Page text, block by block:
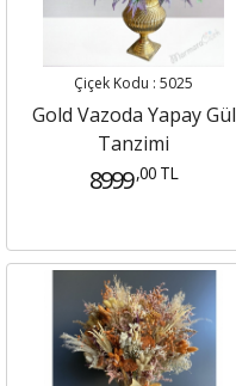
Çiçek Kodu : 5025
Gold Vazoda Yapay Gül
Tanzimi
8999 ,00 TL